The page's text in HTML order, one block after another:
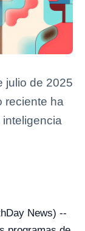
julio de 2025
reciente ha
News) --